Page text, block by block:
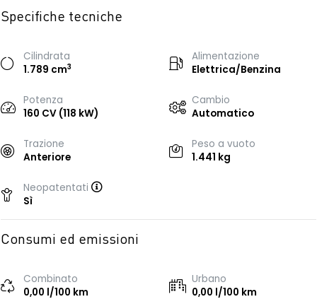
Specifiche tecniche
Cilindrata
1.789 cm3
Alimentazione
Elettrica/Benzina
Potenza
160 CV (118 kW)
Cambio
Automatico
Trazione
Anteriore
Peso a vuoto
1.441 kg
Neopatentati
Sì
Consumi ed emissioni
Combinato
0,00 l/100 km
Urbano
0,00 l/100 km